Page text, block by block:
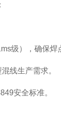
级），确保焊
线生产需求。
安全标准。